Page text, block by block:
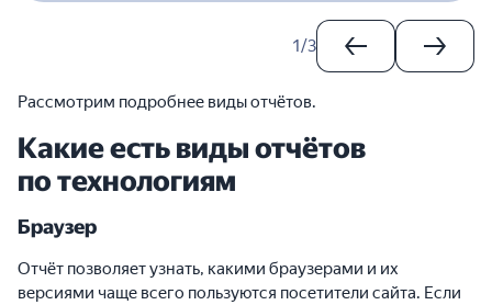
1/3
Рассмотрим подробнее виды отчётов.
Какие есть виды отчётов
по технологиям
Браузер
Отчёт позволяет узнать, какими браузерами и их
версиями чаще всего пользуются посетители сайта. Если